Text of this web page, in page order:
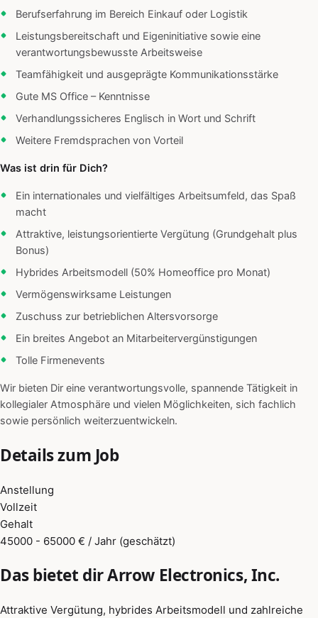
Berufserfahrung im Bereich Einkauf oder Logistik
Leistungsbereitschaft und Eigeninitiative sowie eine
verantwortungsbewusste Arbeitsweise
Teamfähigkeit und ausgeprägte Kommunikationsstärke
Gute MS Office – Kenntnisse
Verhandlungssicheres Englisch in Wort und Schrift
Weitere Fremdsprachen von Vorteil
Was ist drin für Dich?
Ein internationales und vielfältiges Arbeitsumfeld, das Spaß
macht
Attraktive, leistungsorientierte Vergütung (Grundgehalt plus
Bonus)
Hybrides Arbeitsmodell (50% Homeoffice pro Monat)
Vermögenswirksame Leistungen
Zuschuss zur betrieblichen Altersvorsorge
Ein breites Angebot an Mitarbeitervergünstigungen
Tolle Firmenevents
Wir bieten Dir eine verantwortungsvolle, spannende Tätigkeit in
kollegialer Atmosphäre und vielen Möglichkeiten, sich fachlich
sowie persönlich weiterzuentwickeln.
Details zum Job
Anstellung
Vollzeit
Gehalt
45000 - 65000 € / Jahr (geschätzt)
Das bietet dir Arrow Electronics, Inc.
Attraktive Vergütung, hybrides Arbeitsmodell und zahlreiche